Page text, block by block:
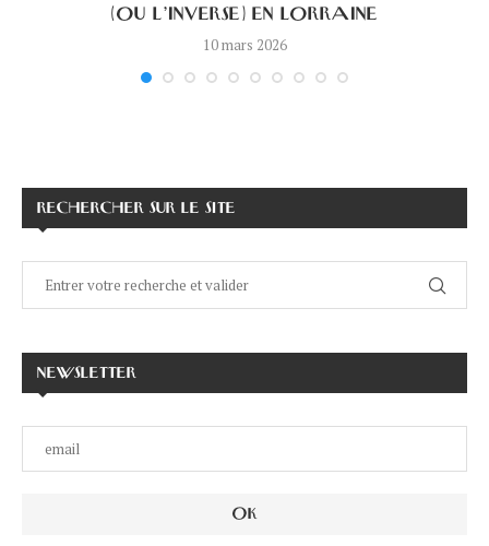
(OU L’INVERSE) EN LORRAINE
10 mars 2026
RECHERCHER SUR LE SITE
NEWSLETTER